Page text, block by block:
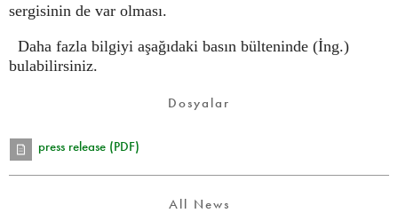
sergisinin de var olması.
Daha fazla bilgiyi aşağıdaki basın bülteninde (İng.)
bulabilirsiniz.
Dosyalar
press release (PDF)
All News